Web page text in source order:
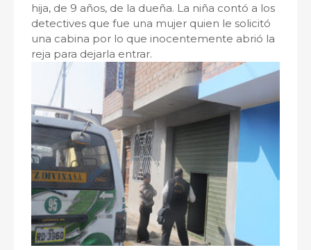
hija, de 9 años, de la dueña. La niña contó a los
detectives que fue una mujer quien le solicitó
una cabina por lo que inocentemente abrió la
reja para dejarla entrar.